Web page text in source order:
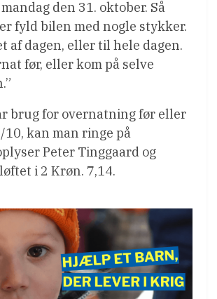
den 31. oktober. Så
fyld bilen med nogle stykker.
af dagen, eller til hele dagen.
før, eller kom på selve
brug for overnatning før eller
kan man ringe på
Peter Tinggaard og
i 2 Krøn. 7,14.